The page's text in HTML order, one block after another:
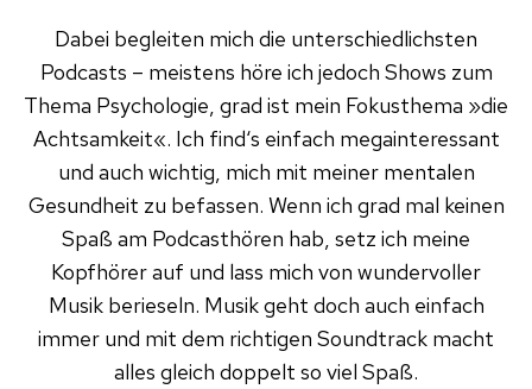
Dabei begleiten mich die unterschiedlichsten
Podcasts – meistens höre ich jedoch Shows zum
Thema Psychologie, grad ist mein Fokusthema »die
Achtsamkeit«. Ich find‘s einfach megainteressant
und auch wichtig, mich mit meiner mentalen
Gesundheit zu befassen. Wenn ich grad mal keinen
Spaß am Podcasthören hab, setz ich meine
Kopfhörer auf und lass mich von wundervoller
Musik berieseln. Musik geht doch auch einfach
immer und mit dem richtigen Soundtrack macht
alles gleich doppelt so viel Spaß.